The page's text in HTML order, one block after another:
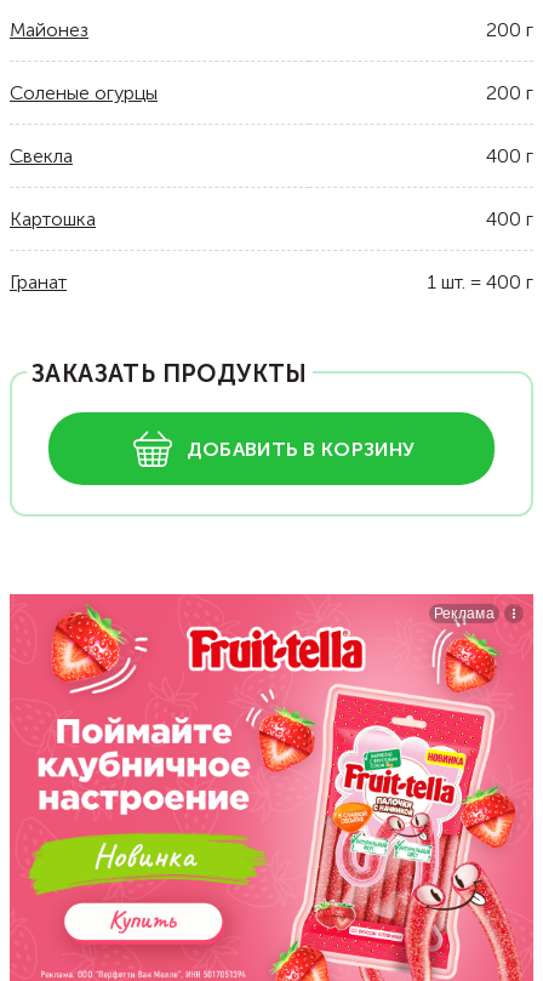
Майонез 200 г
Соленые огурцы 200 г
Свекла 400 г
Картошка 400 г
Гранат 1 шт. = 400 г
ЗАКАЗАТЬ ПРОДУКТЫ
ДОБАВИТЬ В КОРЗИНУ